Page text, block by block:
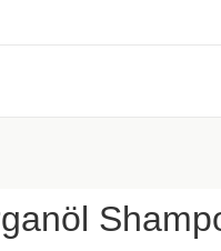
Dioleate, Hydrolyzed
Triethylamine, Benzyl